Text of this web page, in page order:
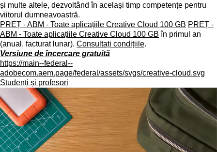
și multe altele, dezvoltând în același timp competențe pentru
viitorul dumneavoastră.
PREȚ - ABM - Toate aplicațiile Creative Cloud 100 GB PREȚ -
ABM - Toate aplicațiile Creative Cloud 100 GB în primul an
(anual, facturat lunar). Consultați condițiile.
Versiune de încercare gratuită
https://main--federal--
adobecom.aem.page/federal/assets/svgs/creative-cloud.svg
Studenți și profesori